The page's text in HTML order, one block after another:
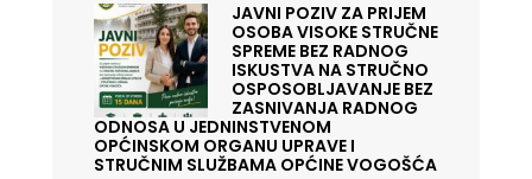
JAVNI POZIV ZA PRIJEM
OSOBA VISOKE STRUČNE
SPREME BEZ RADNOG
ISKUSTVA NA STRUČNO
OSPOSOBLJAVANJE BEZ
ZASNIVANJA RADNOG
ODNOSA U JEDNINSTVENOM
OPĆINSKOM ORGANU UPRAVE I
STRUČNIM SLUŽBAMA OPĆINE VOGOŠĆA